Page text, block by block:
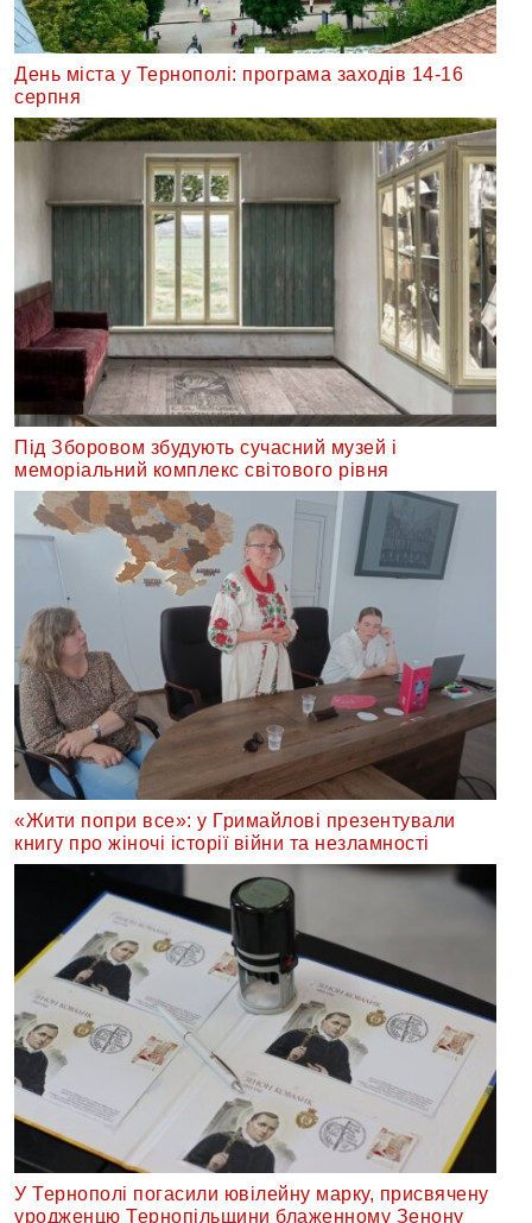
День міста у Тернополі: програма заходів 14-16
серпня
Під Зборовом збудують сучасний музей і
меморіальний комплекс світового рівня
«Жити попри все»: у Гримайлові презентували
книгу про жіночі історії війни та незламності
У Тернополі погасили ювілейну марку, присвячену
уродженцю Тернопільщини блаженному Зенону